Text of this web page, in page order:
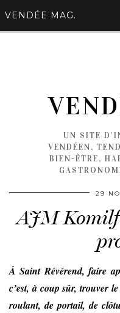
VENDÉE MAG.
UN SITE
VENDÉEN,
BIEN-ÊTRE,
29
AJM
À Saint Révérend, faire
c’est, à coup sûr, trouver
roulant, de portail, de